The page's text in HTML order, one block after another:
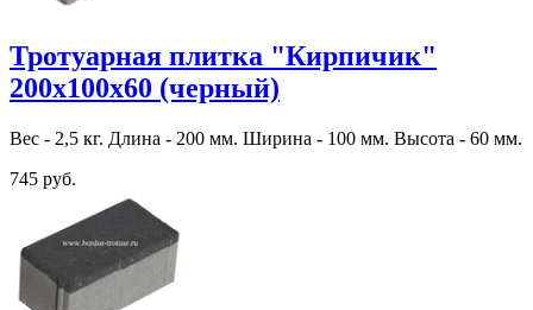
Тротуарная плитка "Кирпичик"
200х100х60 (черный)
Вес - 2,5 кг. Длина - 200 мм. Ширина - 100 мм. Высота - 60 мм.
745 руб.